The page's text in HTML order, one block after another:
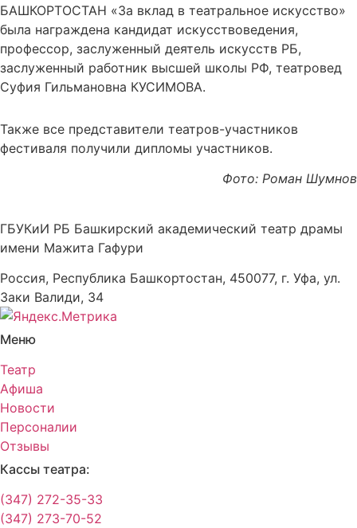
БАШКОРТОСТАН «За вклад в театральное искусство»
была награждена кандидат искусствоведения,
профессор, заслуженный деятель искусств РБ,
заслуженный работник высшей школы РФ, театровед
Суфия Гильмановна КУСИМОВА.
Также все представители театров-участников
фестиваля получили дипломы участников.
Фото: Роман Шумнов
ГБУКиИ РБ Башкирский академический театр драмы
имени Мажита Гафури
Россия, Республика Башкортостан, 450077, г. Уфа, ул.
Заки Валиди, 34
Меню
Театр
Афиша
Новости
Персоналии
Отзывы
Кассы театра:
(347) 272-35-33
(347) 273-70-52